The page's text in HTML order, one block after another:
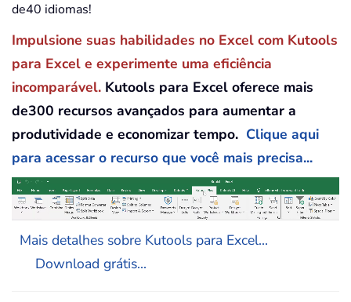
de40 idiomas!
Impulsione suas habilidades no Excel com Kutools
para Excel e experimente uma eficiência
incomparável. Kutools para Excel oferece mais
de300 recursos avançados para aumentar a
produtividade e economizar tempo. Clique aqui
para acessar o recurso que você mais precisa...
Mais detalhes sobre Kutools para Excel...
Download grátis...